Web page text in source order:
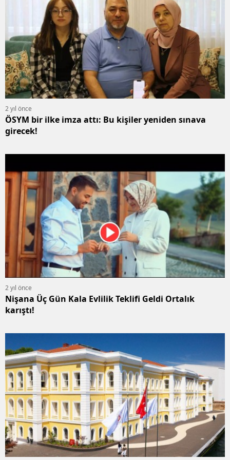
2 yıl önce
ÖSYM bir ilke imza attı: Bu kişiler yeniden sınava
girecek!
2 yıl önce
Nişana Üç Gün Kala Evlilik Teklifi Geldi Ortalık
karıştı!